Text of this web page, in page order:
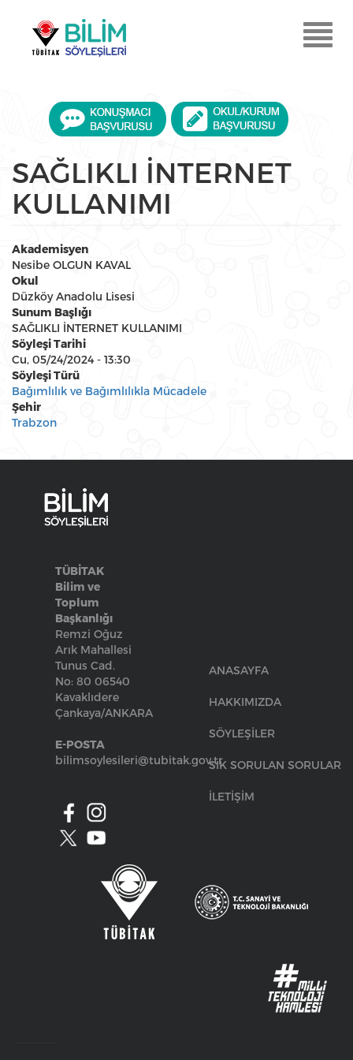
Menu
Aç
SAĞLIKLI İNTERNET
KULLANIMI
Akademisyen
Nesibe OLGUN KAVAL
Okul
Düzköy Anadolu Lisesi
Sunum Başlığı
SAĞLIKLI İNTERNET KULLANIMI
Söyleşi Tarihi
Cu, 05/24/2024 - 13:30
Söyleşi Türü
Bağımlılık ve Bağımlılıkla Mücadele
Şehir
Trabzon
TÜBİTAK
Bilim ve
Toplum
Başkanlığı
Remzi Oğuz
Arık Mahallesi
Tunus Cad.
No: 80 06540
Kavaklıdere
Çankaya/ANKARA
E-POSTA
bilimsoylesileri@tubitak.gov.tr
ANASAYFA
HAKKIMIZDA
SÖYLEŞİLER
SIK SORULAN SORULAR
İLETİŞİM